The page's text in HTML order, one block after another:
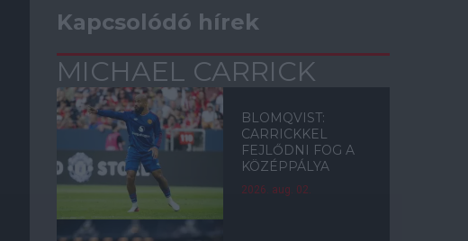
Kapcsolódó hírek
MICHAEL CARRICK
BLOMQVIST:
CARRICKKEL
FEJLŐDNI FOG A
KÖZÉPPÁLYA
2026. aug. 02.